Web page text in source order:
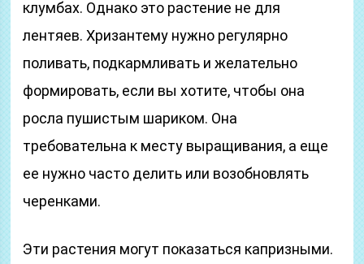
клумбах. Однако это растение не для
лентяев. Хризантему нужно регулярно
поливать, подкармливать и желательно
формировать, если вы хотите, чтобы она
росла пушистым шариком. Она
требовательна к месту выращивания, а еще
ее нужно часто делить или возобновлять
черенками.
Эти растения могут показаться капризными.